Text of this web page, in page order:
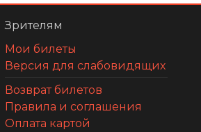
Зрителям
Мои билеты
Версия для слабовидящих
Возврат билетов
Правила и соглашения
Оплата картой